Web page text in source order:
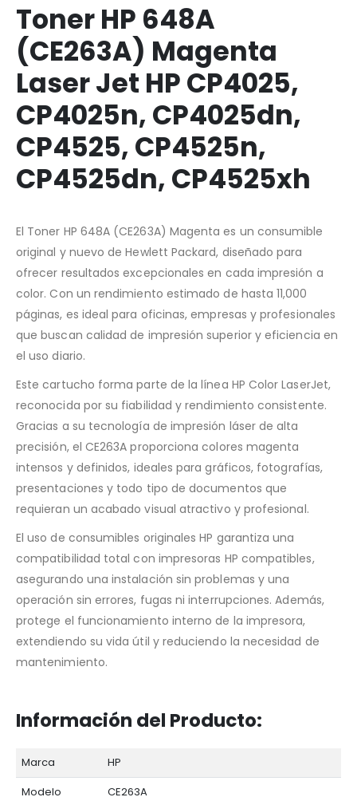
Toner HP 648A
(CE263A) Magenta
Laser Jet HP CP4025,
CP4025n, CP4025dn,
CP4525, CP4525n,
CP4525dn, CP4525xh
El Toner HP 648A (CE263A) Magenta es un consumible
original y nuevo de Hewlett Packard, diseñado para
ofrecer resultados excepcionales en cada impresión a
color. Con un rendimiento estimado de hasta 11,000
páginas, es ideal para oficinas, empresas y profesionales
que buscan calidad de impresión superior y eficiencia en
el uso diario.
Este cartucho forma parte de la línea HP Color LaserJet,
reconocida por su fiabilidad y rendimiento consistente.
Gracias a su tecnología de impresión láser de alta
precisión, el CE263A proporciona colores magenta
intensos y definidos, ideales para gráficos, fotografías,
presentaciones y todo tipo de documentos que
requieran un acabado visual atractivo y profesional.
El uso de consumibles originales HP garantiza una
compatibilidad total con impresoras HP compatibles,
asegurando una instalación sin problemas y una
operación sin errores, fugas ni interrupciones. Además,
protege el funcionamiento interno de la impresora,
extendiendo su vida útil y reduciendo la necesidad de
mantenimiento.
Información del Producto:
Marca
HP
Modelo
CE263A